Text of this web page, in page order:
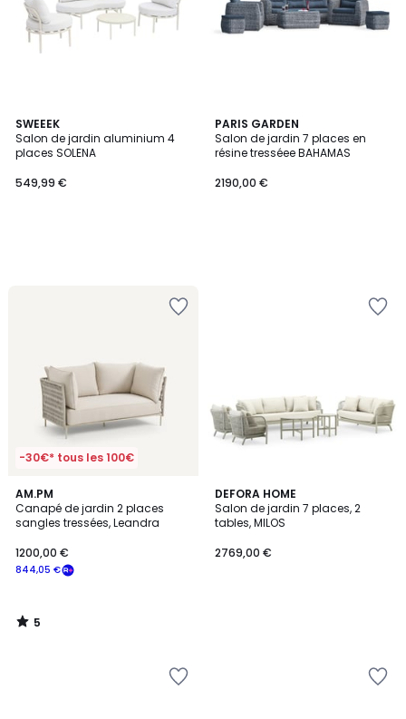
SWEEEK
Salon de jardin aluminium 4
places SOLENA
549,99 €
PARIS GARDEN
Salon de jardin 7 places en
résine tresséee BAHAMAS
2190,00 €
-30€* tous les 100€
AM.PM
Canapé de jardin 2 places
sangles tressées, Leandra
844,05 €
1200,00 €
5
/
5
5
/
DEFORA HOME
Salon de jardin 7 places, 2
tables, MILOS
2769,00 €